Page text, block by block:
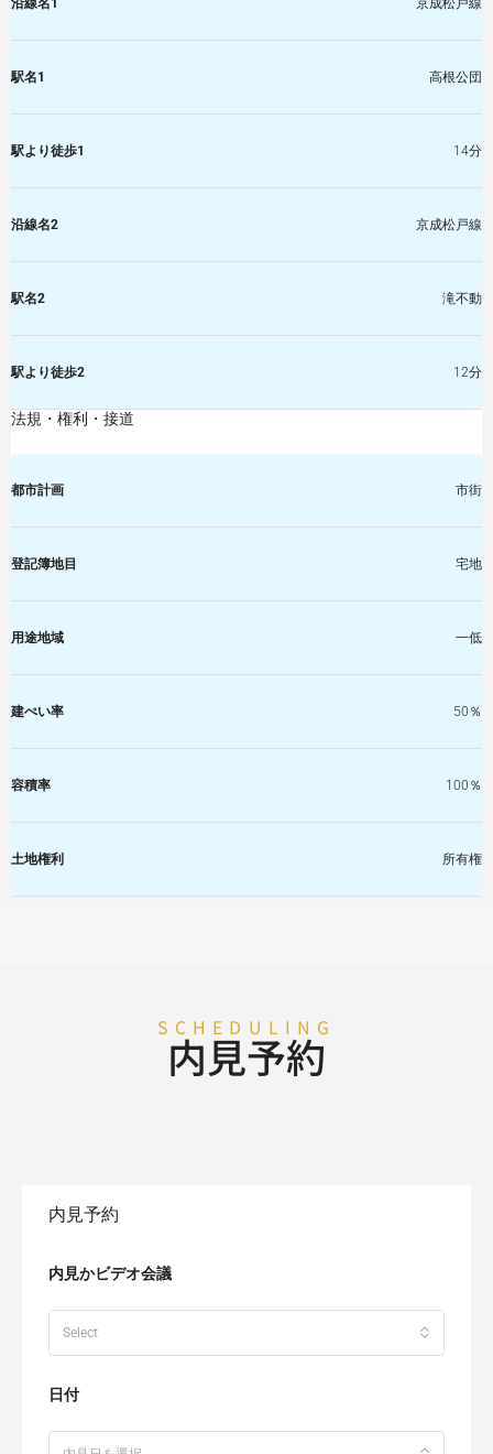
沿線名1 京成松戸線
駅名1 高根公団
駅より徒歩1 14分
沿線名2 京成松戸線
駅名2 滝不動
駅より徒歩2 12分
法規・権利・接道
都市計画 市街
登記簿地目 宅地
用途地域 一低
建ぺい率 50％
容積率 100％
土地権利 所有権
SCHEDULING
内見予約
内見予約
内見かビデオ会議
Select
日付